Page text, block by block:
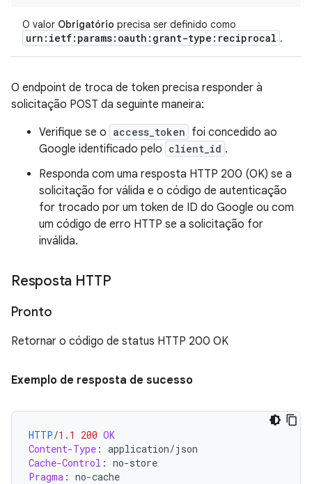
O valor Obrigatório precisa ser definido como
urn:ietf:params:oauth:grant-type:reciprocal .
O endpoint de troca de token precisa responder à
solicitação POST da seguinte maneira:
Verifique se o access_token foi concedido ao
Google identificado pelo client_id .
Responda com uma resposta HTTP 200 (OK) se a
solicitação for válida e o código de autenticação
for trocado por um token de ID do Google ou com
um código de erro HTTP se a solicitação for
inválida.
Resposta HTTP
Pronto
Retornar o código de status HTTP 200 OK
Exemplo de resposta de sucesso
HTTP/1.1 200 OK
Content-Type : application/json
Cache-Control : no-store
Pragma : no-cache